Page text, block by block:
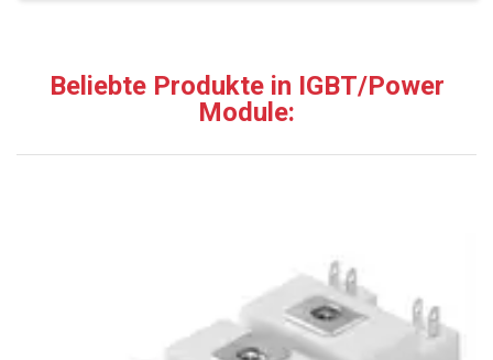
Beliebte Produkte in IGBT/Power
Module: